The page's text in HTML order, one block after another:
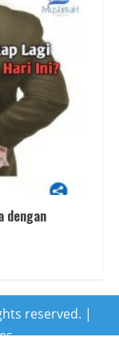
dengan
reserved. |